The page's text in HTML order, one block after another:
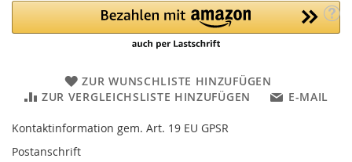
ZUR WUNSCHLISTE HINZUFÜGEN
ZUR VERGLEICHSLISTE HINZUFÜGEN
E-MAIL
Kontaktinformation gem. Art. 19 EU GPSR
Postanschrift